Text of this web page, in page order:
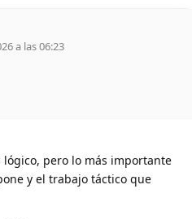
a las 06:23
lógico, pero lo más importante
y el trabajo táctico que